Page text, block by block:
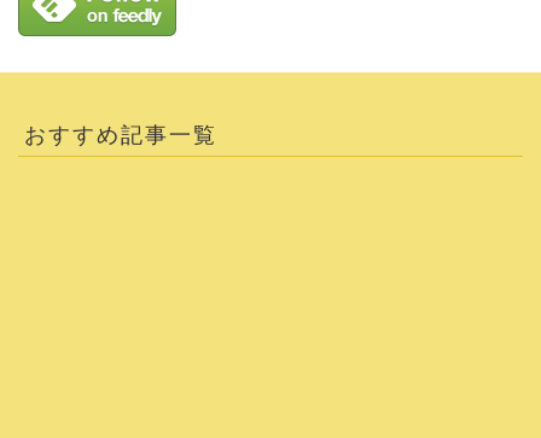
おすすめ記事一覧